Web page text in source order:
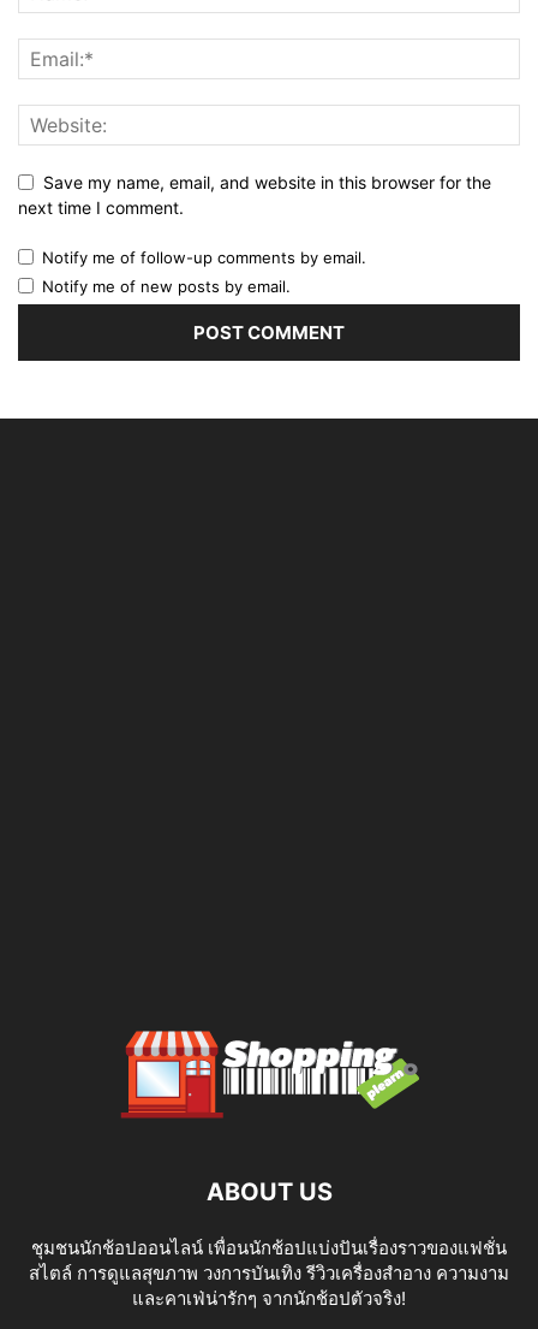
Save my name, email, and website in this browser for the
next time I comment.
Notify me of follow-up comments by email.
Notify me of new posts by email.
ABOUT US
ชุมชนนักช้อปออนไลน์ เพื่อนนักช้อปแบ่งปันเรื่องราวของแฟชั่น
สไตล์ การดูแลสุขภาพ วงการบันเทิง รีวิวเครื่องสำอาง ความงาม
และคาเฟ่น่ารักๆ จากนักช้อปตัวจริง!